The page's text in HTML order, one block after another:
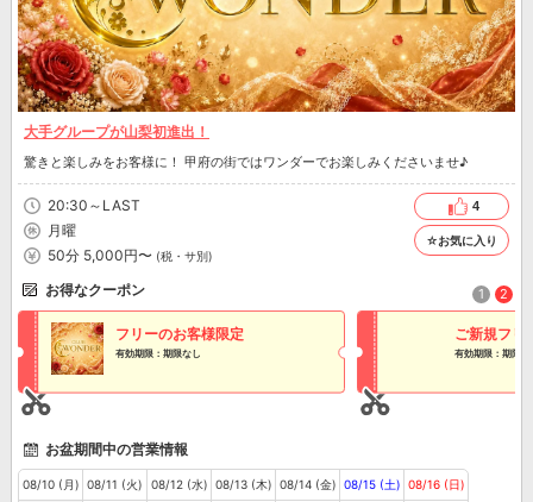
大手グループが山梨初進出！
驚きと楽しみをお客様に！ 甲府の街ではワンダーでお楽しみくださいませ♪
20:30～LAST
月曜
50分 5,000円〜 (税・サ別)
4
☆お気に入り
お得なクーポン
フリーのお客様限定
有効期限：期限なし
ご新規フリ
有効期限：期限な
1 2
お盆期間中の営業情報
08/10 (月) 08/11 (火) 08/12 (水) 08/13 (木) 08/14 (金) 08/15 (土) 08/16 (日)